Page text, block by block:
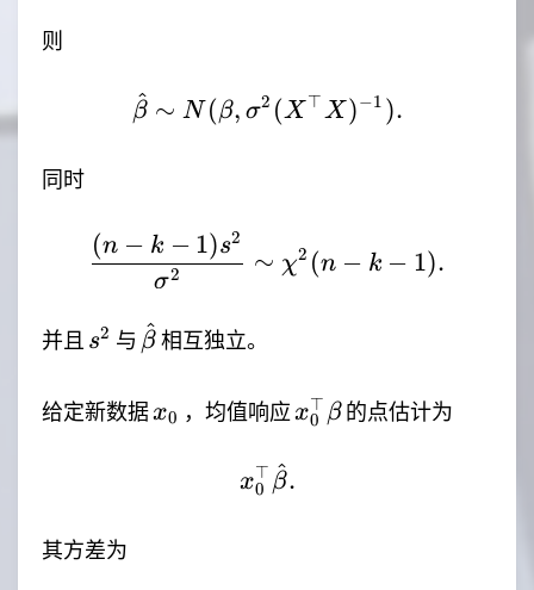
则
\hat{\beta}\sim
β
^ ∼ N (β, σ2 (X ⊤X )−1 ).
同时
\frac{(n-k-
σ2
(n − k − 1)s2
∼ χ2 (n − k − 1).
并且 s^2
s2 与 \hat{\beta}
β
^相互独立。
给定新数据x_0
x0 ，均值响应 x_0^\top\beta
x0
⊤ β 的点估计为
x_0^\top\hat{\beta}.
x0
⊤ β
^.
其方差为